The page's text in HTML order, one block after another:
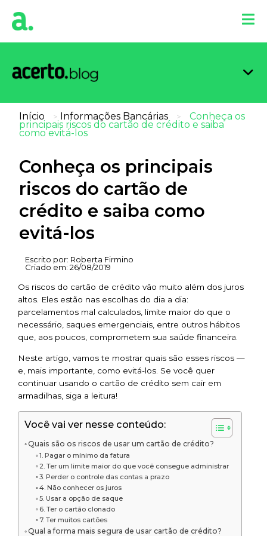
Início > Informações Bancárias > Conheça os
principais riscos do cartão de crédito e saiba
como evitá-los
Conheça os principais
riscos do cartão de
crédito e saiba como
evitá-los
Escrito por: Roberta Firmino
Criado em: 26/08/2019
Os riscos do cartão de crédito vão muito além dos juros
altos. Eles estão nas escolhas do dia a dia:
parcelamentos mal calculados, limite maior do que o
necessário, saques emergenciais, entre outros hábitos
que, aos poucos, comprometem sua saúde financeira.
Neste artigo, vamos te mostrar quais são esses riscos —
e, mais importante, como evitá-los. Se você quer
continuar usando o cartão de crédito sem cair em
armadilhas, siga a leitura!
Você vai ver nesse conteúdo:
Quais são os riscos de usar um cartão de crédito?
1. Pagar o mínimo da fatura
2. Ter um limite maior do que você consegue administrar
3. Perder o controle das contas a prazo
4. Não conhecer os juros
5. Usar a opção de saque
6. Ter o cartão clonado
7. Ter muitos cartões
Qual a forma mais segura de usar cartão de crédito?